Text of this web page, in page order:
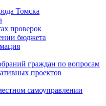
Томска
проверок
бюджета
граждан по вопросам
проектов
самоуправлении